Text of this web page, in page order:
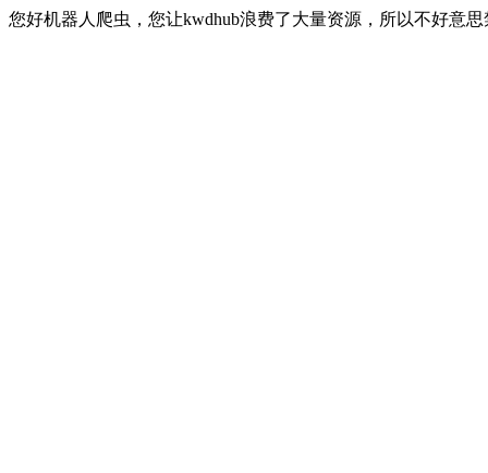
您好机器人爬虫，您让kwdhub浪费了大量资源，所以不好意